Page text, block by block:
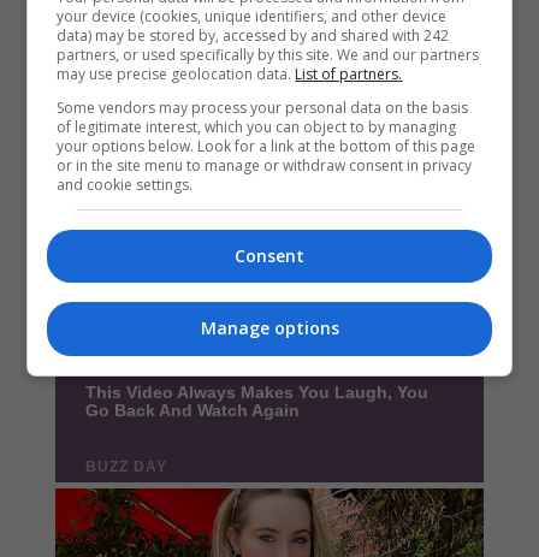
your device (cookies, unique identifiers, and other device
data) may be stored by, accessed by and shared with 242
partners, or used specifically by this site. We and our partners
may use precise geolocation data. List of partners.
Some vendors may process your personal data on the basis
of legitimate interest, which you can object to by managing
your options below. Look for a link at the bottom of this page
or in the site menu to manage or withdraw consent in privacy
and cookie settings.
Consent
Manage options